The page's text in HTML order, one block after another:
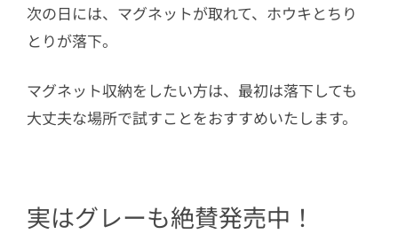
次の日には、マグネットが取れて、ホウキとちり
とりが落下。
マグネット収納をしたい方は、最初は落下しても
大丈夫な場所で試すことをおすすめいたします。
実はグレーも絶賛発売中！